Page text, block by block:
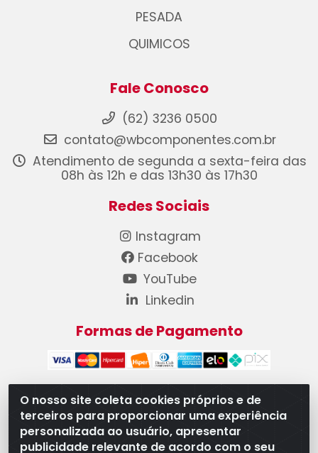
O nosso site coleta cookies próprios e de
terceiros para proporcionar uma experiência
personalizada ao usuário, apresentar
publicidade relevante de acordo com o seu
PESADA
QUIMICOS
Fale Conosco
(62) 3236 0500
contato@wbcomponentes.com.br
Atendimento de segunda a sexta-feira das
08h às 12h e das 13h30 às 17h30
Redes Sociais
Instagram
Facebook
YouTube
Linkedin
Formas de Pagamento
WB Componentes Automotivos LTDA - CNPJ
08.528.393/0001-12 - Rua do Níquel, 667 - Parque
Oeste Industrial, Goiânia/GO - CEP 74375-660